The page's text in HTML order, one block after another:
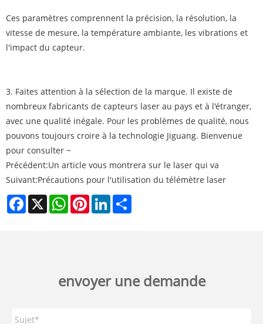
Ces paramètres comprennent la précision, la résolution, la
vitesse de mesure, la température ambiante, les vibrations et
l'impact du capteur.
3. Faites attention à la sélection de la marque. Il existe de
nombreux fabricants de capteurs laser au pays et à l'étranger,
avec une qualité inégale. Pour les problèmes de qualité, nous
pouvons toujours croire à la technologie Jiguang. Bienvenue
pour consulter ~
Précédent:Un article vous montrera sur le laser qui va
Suivant:Précautions pour l'utilisation du télémètre laser
Facebook
X WhatsAppPinterestLinkedIn
envoyer une demande